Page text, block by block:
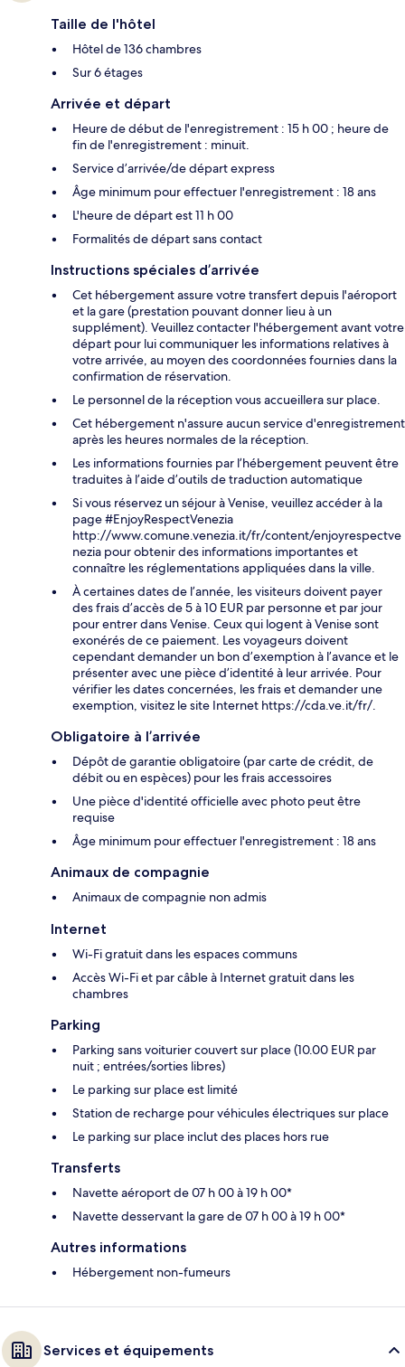
Taille de l'hôtel
Hôtel de 136 chambres
Sur 6 étages
Arrivée et départ
Heure de début de l'enregistrement : 15 h 00 ; heure de
fin de l'enregistrement : minuit.
Service d’arrivée/de départ express
Âge minimum pour effectuer l'enregistrement : 18 ans
L'heure de départ est 11 h 00
Formalités de départ sans contact
Instructions spéciales d’arrivée
Cet hébergement assure votre transfert depuis l'aéroport
et la gare (prestation pouvant donner lieu à un
supplément). Veuillez contacter l'hébergement avant votre
départ pour lui communiquer les informations relatives à
votre arrivée, au moyen des coordonnées fournies dans la
confirmation de réservation.
Le personnel de la réception vous accueillera sur place.
Cet hébergement n'assure aucun service d'enregistrement
après les heures normales de la réception.
Les informations fournies par l’hébergement peuvent être
traduites à l’aide d’outils de traduction automatique
Si vous réservez un séjour à Venise, veuillez accéder à la
page #EnjoyRespectVenezia
http://www.comune.venezia.it/fr/content/enjoyrespectve
nezia pour obtenir des informations importantes et
connaître les réglementations appliquées dans la ville.
À certaines dates de l’année, les visiteurs doivent payer
des frais d’accès de 5 à 10 EUR par personne et par jour
pour entrer dans Venise. Ceux qui logent à Venise sont
exonérés de ce paiement. Les voyageurs doivent
cependant demander un bon d’exemption à l’avance et le
présenter avec une pièce d’identité à leur arrivée. Pour
vérifier les dates concernées, les frais et demander une
exemption, visitez le site Internet https://cda.ve.it/fr/.
Obligatoire à l’arrivée
Dépôt de garantie obligatoire (par carte de crédit, de
débit ou en espèces) pour les frais accessoires
Une pièce d'identité officielle avec photo peut être
requise
Âge minimum pour effectuer l'enregistrement : 18 ans
Animaux de compagnie
Animaux de compagnie non admis
Internet
Wi-Fi gratuit dans les espaces communs
Accès Wi-Fi et par câble à Internet gratuit dans les
chambres
Parking
Parking sans voiturier couvert sur place (10.00 EUR par
nuit ; entrées/sorties libres)
Le parking sur place est limité
Station de recharge pour véhicules électriques sur place
Le parking sur place inclut des places hors rue
Transferts
Navette aéroport de 07 h 00 à 19 h 00*
Navette desservant la gare de 07 h 00 à 19 h 00*
Autres informations
Hébergement non-fumeurs
Services et équipements